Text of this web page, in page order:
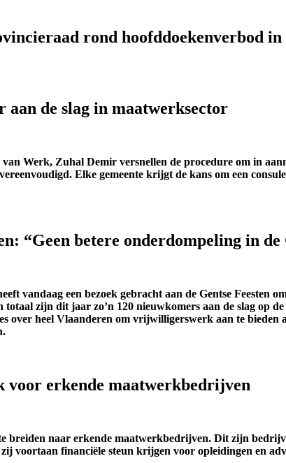
rond hoofddoekenverbod
aan de slag in maatwerksector
Werk, Zuhal Demir versnellen de procedure om in
Elke gemeente krijgt de kans om een
“Geen betere onderdompeling in
vandaag een bezoek gebracht aan de Gentse Feesten
zijn dit jaar zo’n 120 nieuwkomers aan de slag op de
over heel Vlaanderen om vrijwilligerswerk aan te
erkende maatwerkbedrijven
breiden naar erkende maatwerkbedrijven. Dit zijn
voortaan financiële steun krijgen voor opleidingen en